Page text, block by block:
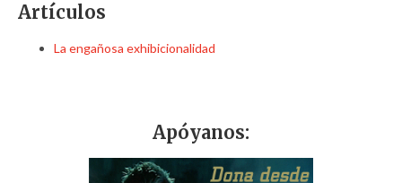
Artículos
La engañosa exhibicionalidad
Apóyanos: